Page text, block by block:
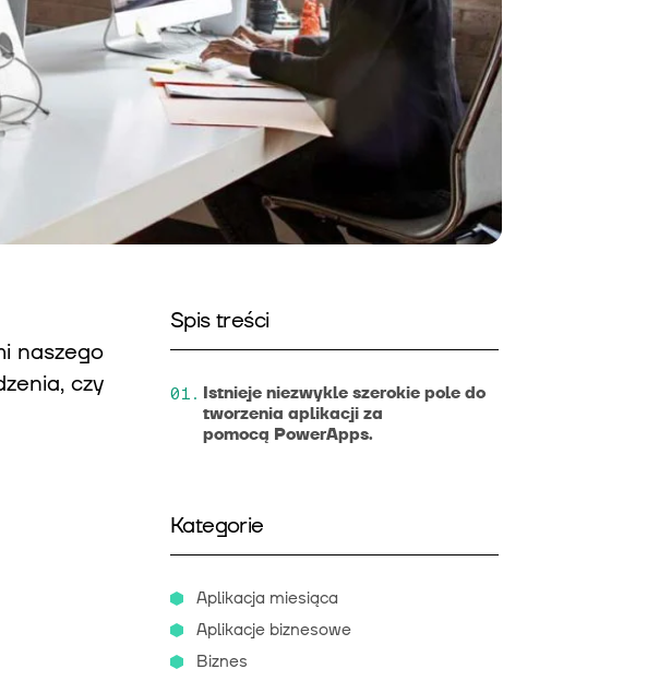
naszego
czy
Spis treści
Istnieje niezwykle szerokie pole do
tworzenia aplikacji za
pomocą PowerApps.
Kategorie
Aplikacja miesiąca
Aplikacje biznesowe
Biznes